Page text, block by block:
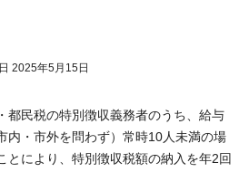
2025年5月15日
都民税の特別徴収義務者のうち、給与
内・市外を問わず）常時10人未満の場
とにより、特別徴収税額の納入を年2回